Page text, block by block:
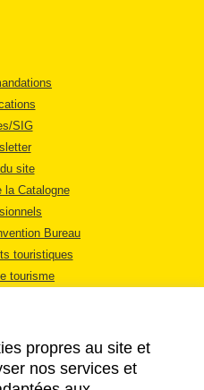
SIG
site
la Catalogne
Bureau
touristiques
tourisme
propres au site et
nos services et